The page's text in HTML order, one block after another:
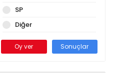
SP
Diğer
Oy ver Sonuçlar